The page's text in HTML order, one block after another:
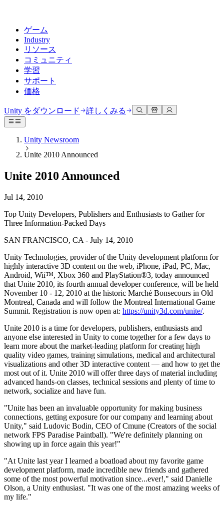
ゲーム
Industry
リソース
コミュニティ
学習
サポート
価格
Unityエンジン
任意のプラットフォーム向けに2Dおよび3Dゲームを構築
共同作業
チームでの共同作業と迅速なイテレーション
Unity をダウンロード
プランと価格
デプロイ
マルチプラットフォーム
Unity がサポートする 25 以上のプラットフォームを見る
LiveOps
ローンチ後のインサイトとライブゲームオペレーション
成長
詳しく見る
アプリ内課金
ストアとD2C全体でIAPを管理
収益化
プレイヤーを適切なゲームに接続する
活用事例
モバイルゲーム
Unity でモバイル向けヒット作を制作して成長させる
インディーゲーム
少人数のチームで大規模なゲームを開発する
XR ゲーム
3Dコラボレーション
リアルタイムで3Dプロジェクトを構築およびレビューする
没入型トレーニング
没入型環境でのトレーニング
顧客体験
インタラクティブな3D体験を作成する
業界
製造業
小売
店内体験をオンライン体験に変換する
自動車
イノベーションと車内体験を促進する
すべての業界を見る
ドキュメント
公式ユーザーマニュアルとAPIリファレンス
リリースバージョンと問題追跡
ロードマップ
今後の機能をレビューする
技術用語のライブラリ
インサイト
ケーススタディ
実際の成功事例
ベストプラクティスガイド
デモ
デモ、サンプル、ビルディングブロック
すべてのリソース
新機能
更新情報、情報、技術的ヒント
お知らせ
ニュース、ストーリー、プレスセンター
ディスカッション
議論、問題解決、つながる
グローバルおよびローカルイベント
Made with Unity
Unityクリエイターの紹介
ライブストリーム
開発者、クリエイター、インサイダーに参加する
Unity Awards
世界中のUnityクリエイターを祝う
Unity Learn
無料でUnityスキルをマスターする
プロフェッショナルトレーニング
Unity初心者向け
スタートガイド
学習を開始しましょう
Unity は初めてですか？旅を始めましょう
ハウツーガイド
実用的なヒントとベストプラクティス
教育
学生向け
教育者向け
教育を大幅に強化
教育機関向けライセンス
Unityの力をあなたの機関に持ち込む
認定教材
Unityのマスタリーを証明する
ヘルプを得る
Unityで成功するためのサポート
Success Plan
よくある質問への回答
お問い合わせ
Unity をダウンロード 詳しくみる
Unity Newsroom
Unite 2010 Announced
Unite 2010 Announced
Jul 14, 2010
Top Unity Developers, Publishers and Enthusiasts to Gather for
Three Information-Packed Days
SAN FRANCISCO, CA - July 14, 2010
Unity Technologies, provider of the Unity development platform for
highly interactive 3D content on the web, iPhone, iPad, PC, Mac,
Android, Wii™, Xbox 360 and PlayStation®3, today announced
that Unite 2010, its fourth annual developer conference, will be held
November 10 - 12, 2010 at the historic Marché Bonsecours in Old
Montreal, Canada and will follow the Montreal International Game
Summit. Registration is now open at: https://unity3d.com/unite/.
Unite 2010 is a time for developers, publishers, enthusiasts and
anyone else interested in Unity to come together for a few days to
learn more about the market-leading platform for creating high
quality video games, training simulations, medical and architectural
visualizations and other 3D interactive content — and how to get the
most out of it. Unite 2010 will offer three days of material including
advanced hands-on classes, technical sessions and plenty of time to
network, socialize and have fun.
"Unite has been an invaluable opportunity for making business
connections, getting exposure for our company and learning about
Unity," said Ludovic Bodin, CEO of Cmune (Creators of the social
network FPS Paradise Paintball). "We're definitely planning on
showing up in force again this year!"
"At Unite last year I learned a boatload about my favorite game
development platform, made incredible new friends and gathered
some of the most powerful motivation since...ever!," said Danielle
Olson, a Unity enthusiast. "It was one of the most amazing weeks of
my life."